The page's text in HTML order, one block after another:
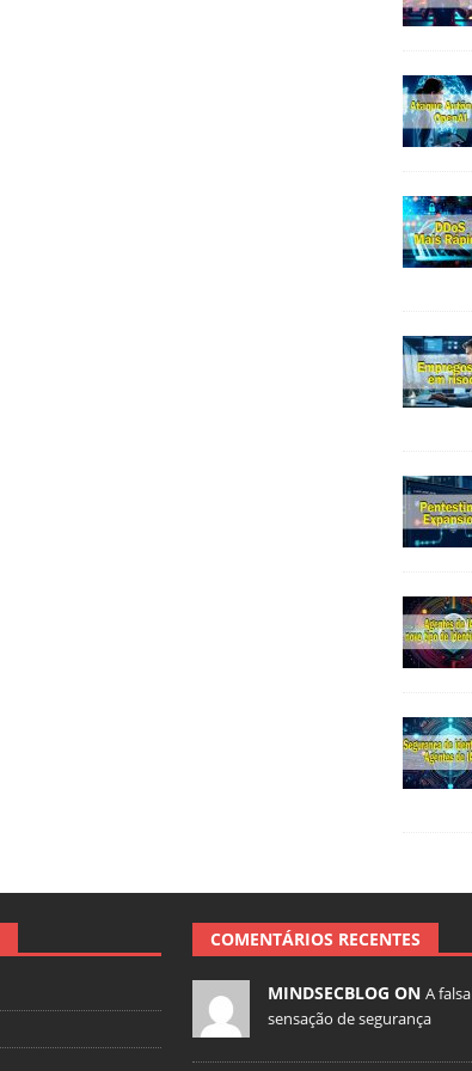
COMENTÁRIOS RECENTES
MINDSECBLOG ON A falsa
sensação de segurança